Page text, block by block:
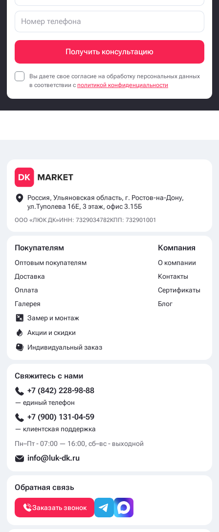
Получить консультацию
Вы даете свое согласие на обработку персональных данных
в соответствии с политикой конфиденциальности
Россия, Ульяновская область, г. Ростов-на-Дону,
ул.Туполева 16Е, 3 этаж, офис 3.15Б
ООО «ЛЮК ДК»ИНН: 7329034782КПП: 732901001
Покупателям
Оптовым покупателям
Доставка
Оплата
Галерея
Замер и монтаж
Акции и скидки
Индивидуальный заказ
Компания
О компании
Контакты
Сертификаты
Блог
Свяжитесь с нами
+7 (842) 228-98-88
— единый телефон
+7 (900) 131-04-59
— клиентская поддержка
Пн–Пт - 07:00 — 16:00, сб–вс - выходной
info@luk-dk.ru
Обратная связь
Заказать звонок